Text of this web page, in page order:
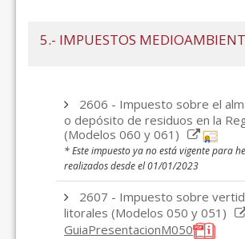
5.- IMPUESTOS
2606 - Impuesto sobre el
o depósito de residuos en la
(Modelos 060 y 061)
* Este impuesto ya no está vigente para
realizados desde el 01/01/2023
2607 - Impuesto sobre
litorales (Modelos 050 y 051)
GuiaPresentacionM050